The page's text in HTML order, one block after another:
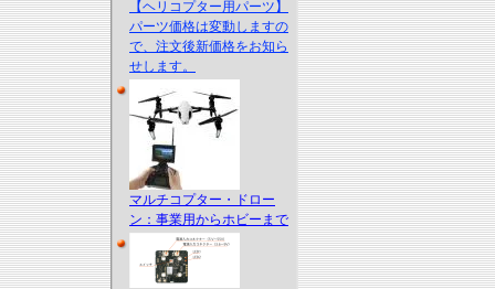
【ヘリコプター用パーツ】
パーツ価格は変動しますの
で、注文後新価格をお知ら
せします。
マルチコプター・ドロー
ン：事業用からホビーまで